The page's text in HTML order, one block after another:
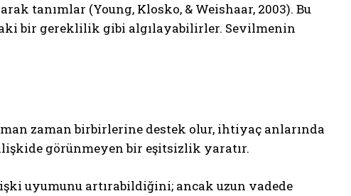
tanımlar (Young, Klosko, & Weishaar, 2003). Bu
bir gereklilik gibi algılayabilirler. Sevilmenin
zaman birbirlerine destek olur, ihtiyaç anlarında
görünmeyen bir eşitsizlik yaratır.
uyumunu artırabildiğini; ancak uzun vadede